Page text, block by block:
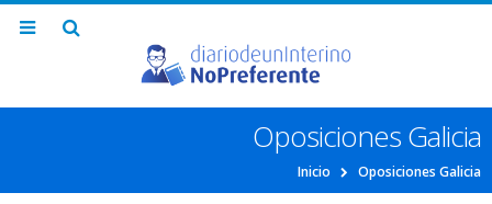
Oposiciones Galicia
Inicio Oposiciones Galicia